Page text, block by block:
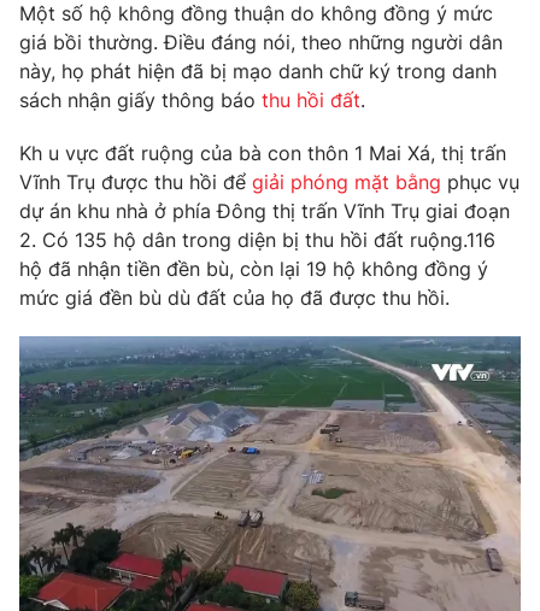
Góc doanh nghiệp
Truyền hình
Phim VTV
Nhân vật
Khán giả
Giải sao mai
Giải trí
Điện ảnh
Âm nhạc
Sao
Đời sống
Du lịch
Làm đẹp
Giáo dục
Tuyển sinh
Học trực tuyến
Công nghệ
Hitech Công nghệ tương lai
Sản phẩm
Thị trường
Tư vấn
Giao lưu trực tuyến
Lịch phát sóng
Chuyên mục khác
Emagazine Podcast
Một số hộ không đồng thuận do không đồng ý mức
giá bồi thường. Điều đáng nói, theo những người dân
này, họ phát hiện đã bị mạo danh chữ ký trong danh
sách nhận giấy thông báo thu hồi đất.
Kh u vực đất ruộng của bà con thôn 1 Mai Xá, thị trấn
Vĩnh Trụ được thu hồi để giải phóng mặt bằng phục vụ
dự án khu nhà ở phía Đông thị trấn Vĩnh Trụ giai đoạn
2. Có 135 hộ dân trong diện bị thu hồi đất ruộng.116
hộ đã nhận tiền đền bù, còn lại 19 hộ không đồng ý
mức giá đền bù dù đất của họ đã được thu hồi.